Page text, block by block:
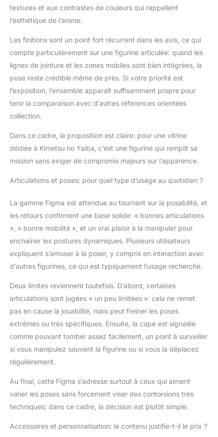
textures et aux contrastes de couleurs qui rappellent
l’esthétique de l’anime.
Les finitions sont un point fort récurrent dans les avis, ce qui
compte particulièrement sur une figurine articulée: quand les
lignes de jointure et les zones mobiles sont bien intégrées, la
pose reste crédible même de près. Si votre priorité est
l’exposition, l’ensemble apparaît suffisamment propre pour
tenir la comparaison avec d’autres références orientées
collection.
Dans ce cadre, la proposition est claire: pour une vitrine
dédiée à Kimetsu no Yaiba, c’est une figurine qui remplit sa
mission sans exiger de compromis majeurs sur l’apparence.
Articulations et poses: pour quel type d’usage au quotidien ?
La gamme Figma est attendue au tournant sur la posabilité, et
les retours confirment une base solide: « bonnes articulations
», « bonne mobilité », et un vrai plaisir à la manipuler pour
enchaîner les postures dynamiques. Plusieurs utilisateurs
expliquent s’amuser à la poser, y compris en interaction avec
d’autres figurines, ce qui est typiquement l’usage recherché.
Deux limites reviennent toutefois. D’abord, certaines
articulations sont jugées « un peu limitées »: cela ne remet
pas en cause la jouabilité, mais peut freiner les poses
extrêmes ou très spécifiques. Ensuite, la cape est signalée
comme pouvant tomber assez facilement, un point à surveiller
si vous manipulez souvent la figurine ou si vous la déplacez
régulièrement.
Au final, cette Figma s’adresse surtout à ceux qui aiment
varier les poses sans forcément viser des contorsions très
techniques; dans ce cadre, la décision est plutôt simple.
Accessoires et personnalisation: le contenu justifie-t-il le prix ?